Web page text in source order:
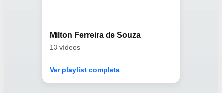
Milton Ferreira de Souza
13 vídeos
Ver playlist completa